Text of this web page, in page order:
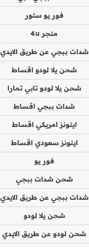
فور يو ستور
متجر 4u
شدات ببجي عن طريق الايدي
شحن يلا لودو اقساط
شحن يلا لودو تابي تمارا
شدات ببجي اقساط
ايتونز امريكي اقساط
ايتونز سعودي اقساط
فور يو
شحن شدات ببجي
شدات ببجي عن طريق الايدي
شحن يلا لودو
شحن لودو عن طريق الايدي